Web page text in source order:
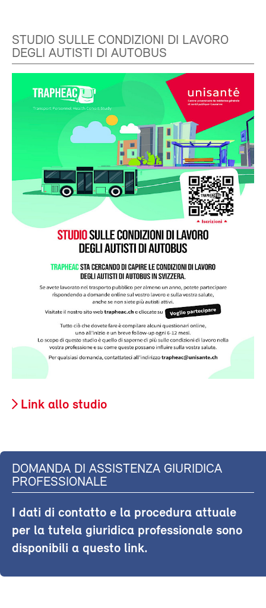
STUDIO SULLE CONDIZIONI DI LAVORO
DEGLI AUTISTI DI AUTOBUS
Link allo studio
DOMANDA DI ASSISTENZA GIURIDICA
PROFESSIONALE
I dati di contatto e la procedura attuale
per la tutela giuridica professionale sono
disponibili a questo link.